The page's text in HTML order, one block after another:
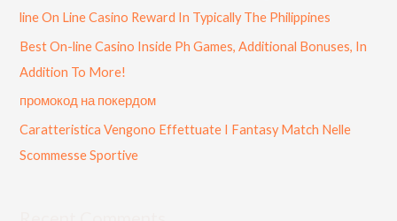
line On Line Casino Reward In Typically The Philippines
Best On-line Casino Inside Ph Games, Additional Bonuses, In
Addition To More!
промокод на покердом
Caratteristica Vengono Effettuate I Fantasy Match Nelle
Scommesse Sportive